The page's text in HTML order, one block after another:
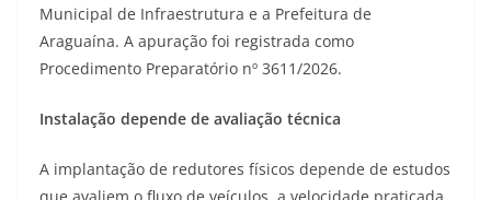
Municipal de Infraestrutura e a Prefeitura de
Araguaína. A apuração foi registrada como
Procedimento Preparatório nº 3611/2026.
Instalação depende de avaliação técnica
A implantação de redutores físicos depende de estudos
que avaliem o fluxo de veículos, a velocidade praticada,